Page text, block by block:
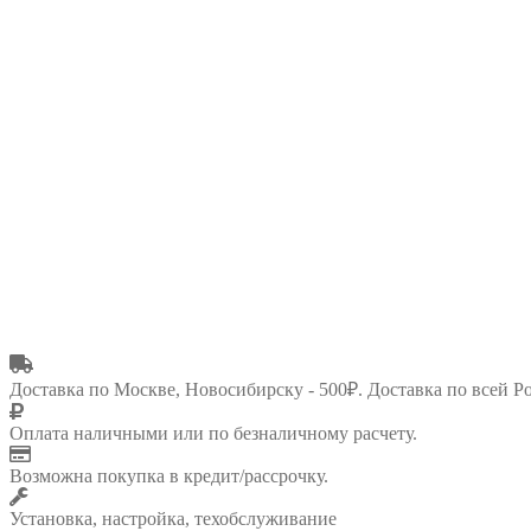
Доставка по Москве, Новосибирску - 500₽. Доставка по всей
Оплата наличными или по безналичному расчету.
Возможна покупка в кредит/рассрочку.
Установка, настройка, техобслуживание